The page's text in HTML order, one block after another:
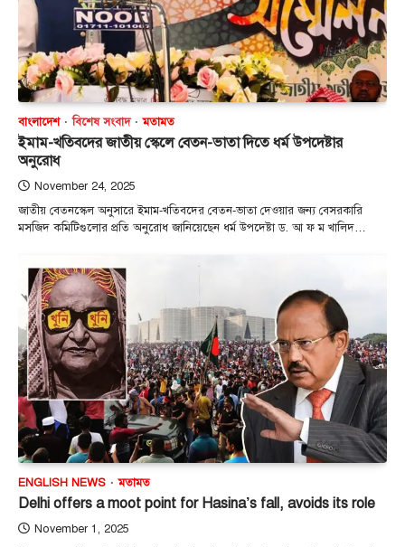
বাংলাদেশ বিশেষ সংবাদ মতামত
ইমাম-খতিবদের জাতীয় স্কেলে বেতন-ভাতা দিতে ধর্ম উপদেষ্টার
অনুরোধ
November 24, 2025
জাতীয় বেতনস্কেল অনুসারে ইমাম-খতিবদের বেতন-ভাতা দেওয়ার জন্য বেসরকারি
মসজিদ কমিটিগুলোর প্রতি অনুরোধ জানিয়েছেন ধর্ম উপদেষ্টা ড. আ ফ ম খালিদ…
ENGLISH NEWS মতামত
Delhi offers a moot point for Hasina’s fall, avoids its role
November 1, 2025